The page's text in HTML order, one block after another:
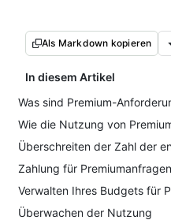
Als Markdown kopieren
In diesem Artikel
Was sind Premium-
Wie die Nutzung von
Überschreiten der Zahl der
Zahlung für Premiumanfragen
Verwalten Ihres Budgets für
Überwachen der Nutzung